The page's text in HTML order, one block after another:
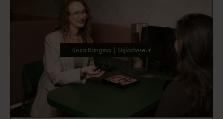
Rosa Bangma | Stijladviseur